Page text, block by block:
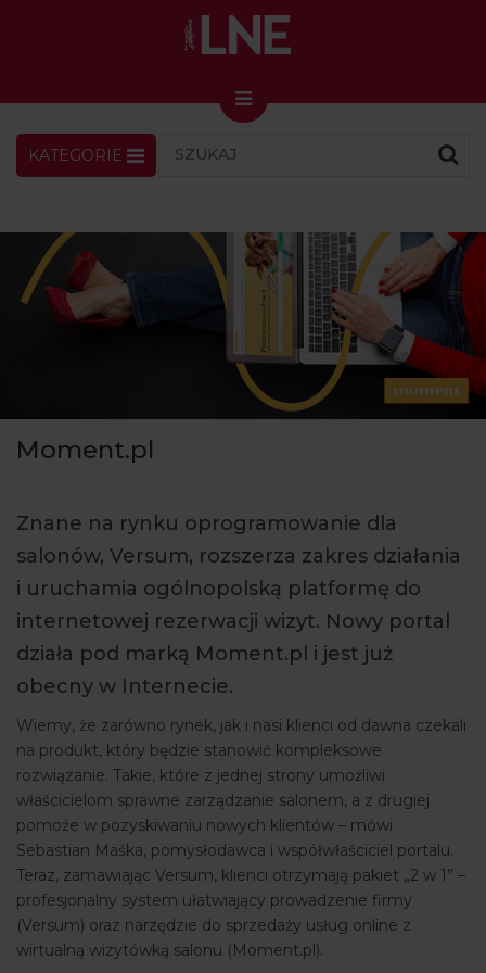
LNENEWS
KONGRES I TARGI
Skin Master w Warszawie
49. edycja w Krakowie
VIDEO
PODCAST
MAGAZYN
ARTYKUŁY
WYDARZENIA
KATEGORIE
Moment.pl
Znane na rynku oprogramowanie dla
salonów, Versum, rozszerza zakres działania
i uruchamia ogólnopolską platformę do
internetowej rezerwacji wizyt. Nowy portal
działa pod marką Moment.pl i jest już
obecny w Internecie.
Wiemy, że zarówno rynek, jak i nasi klienci od dawna czekali
na produkt, który będzie stanowić kompleksowe
rozwiązanie. Takie, które z jednej strony umożliwi
właścicielom sprawne zarządzanie salonem, a z drugiej
pomoże w pozyskiwaniu nowych klientów – mówi
Sebastian Maśka, pomysłodawca i współwłaściciel portalu.
Teraz, zamawiając Versum, klienci otrzymają pakiet „2 w 1” –
profesjonalny system ułatwiający prowadzenie firmy
(Versum) oraz narzędzie do sprzedaży usług online z
wirtualną wizytówką salonu (Moment.pl).